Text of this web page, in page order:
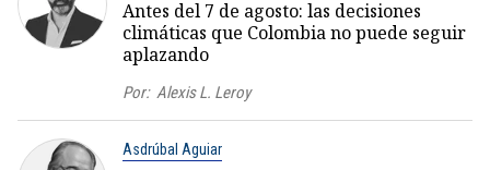
Antes del 7 de agosto: las decisiones
climáticas que Colombia no puede seguir
aplazando
Por: Alexis L. Leroy
Asdrúbal Aguiar